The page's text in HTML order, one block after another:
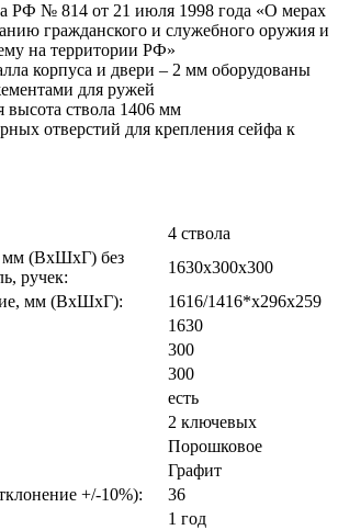
РФ № 814 от 21 июля 1998 года «О мерах
гражданского и служебного оружия и
на территории РФ»
корпуса и двери – 2 мм оборудованы
для ружей
высота ствола 1406 мм
отверстий для крепления сейфа к
4 ствола
мм (ВхШхГ) без
ручек:
1630x300x300
мм (ВхШхГ):
1616/1416*x296x259
1630
300
300
есть
2 ключевых
Порошковое
Графит
+/-10%):
36
1 год